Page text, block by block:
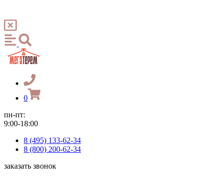
0
пн-пт:
9:00-18:00
8 (495) 133-62-34
8 (800) 200-62-34
заказать звонок